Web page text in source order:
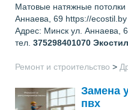
Матовые натяжные
Аннаева, 69 https://
Адрес: Минск ул. Аннаева,
тел. 375298401070
Ремонт и строительство >
Замена
пвх